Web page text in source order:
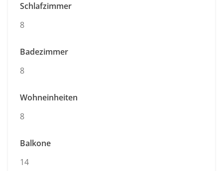
Schlafzimmer
8
Badezimmer
8
Wohneinheiten
8
Balkone
14